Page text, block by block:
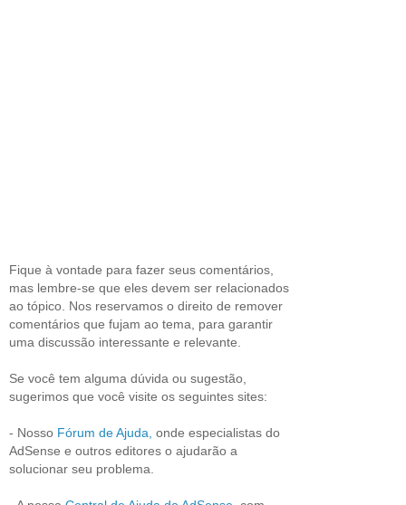
Fique à vontade para fazer seus comentários,
mas lembre-se que eles devem ser relacionados
ao tópico. Nos reservamos o direito de remover
comentários que fujam ao tema, para garantir
uma discussão interessante e relevante.
Se você tem alguma dúvida ou sugestão,
sugerimos que você visite os seguintes sites:
- Nosso Fórum de Ajuda, onde especialistas do
AdSense e outros editores o ajudarão a
solucionar seu problema.